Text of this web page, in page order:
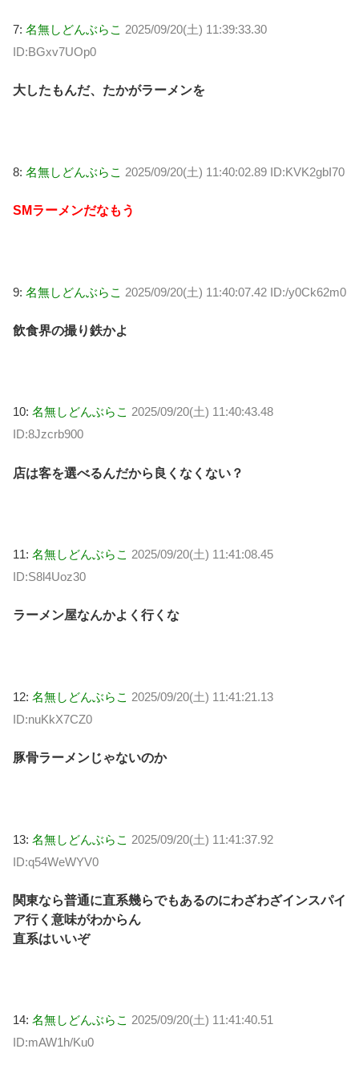
7: 名無しどんぶらこ 2025/09/20(土) 11:39:33.30
ID:BGxv7UOp0
大したもんだ、たかがラーメンを
8: 名無しどんぶらこ 2025/09/20(土) 11:40:02.89 ID:KVK2gbI70
SMラーメンだなもう
9: 名無しどんぶらこ 2025/09/20(土) 11:40:07.42 ID:/y0Ck62m0
飲食界の撮り鉄かよ
10: 名無しどんぶらこ 2025/09/20(土) 11:40:43.48
ID:8Jzcrb900
店は客を選べるんだから良くなくない？
11: 名無しどんぶらこ 2025/09/20(土) 11:41:08.45
ID:S8l4Uoz30
ラーメン屋なんかよく行くな
12: 名無しどんぶらこ 2025/09/20(土) 11:41:21.13
ID:nuKkX7CZ0
豚骨ラーメンじゃないのか
13: 名無しどんぶらこ 2025/09/20(土) 11:41:37.92
ID:q54WeWYV0
関東なら普通に直系幾らでもあるのにわざわざインスパイ
ア行く意味がわからん
直系はいいぞ
14: 名無しどんぶらこ 2025/09/20(土) 11:41:40.51
ID:mAW1h/Ku0